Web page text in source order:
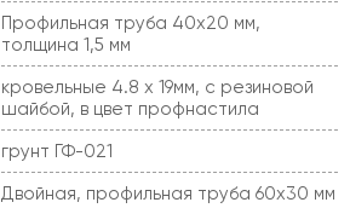
Профильная труба 40х20 мм,
толщина 1,5 мм
кровельные 4.8 х 19мм, с резиновой
шайбой, в цвет профнастила
грунт ГФ-021
Двойная, профильная труба 60х30 мм